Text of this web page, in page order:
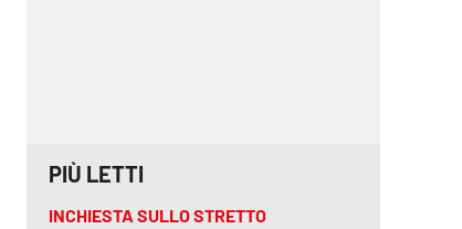
PIÙ LETTI
INCHIESTA SULLO STRETTO